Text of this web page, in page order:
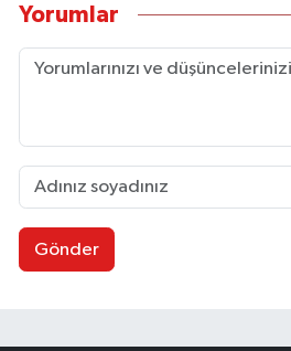
Yorumlar
Gönder